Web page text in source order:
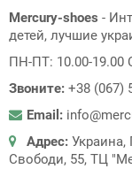
Mercury-shoes -
детей, лучшие
ПН-ПТ: 10.00-19.00
Звоните: +38 (067)
Email:
Адрес: Украина,
Свободи, 55, ТЦ